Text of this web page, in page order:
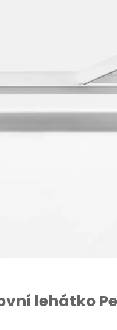
lehátko